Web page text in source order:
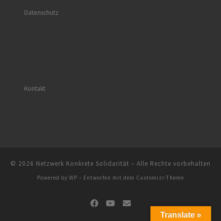
Datenschutz
Kontakt
© 2026 Netzwerk Konkrete Solidarität – Alle Rechte vorbehalten
Powered by WP – Entworfen mit dem Customizr-Theme
Translate »